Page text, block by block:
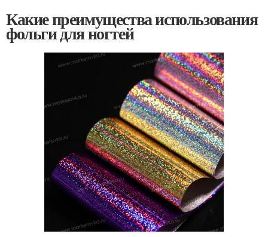
Какие преимущества использования
фольги для ногтей